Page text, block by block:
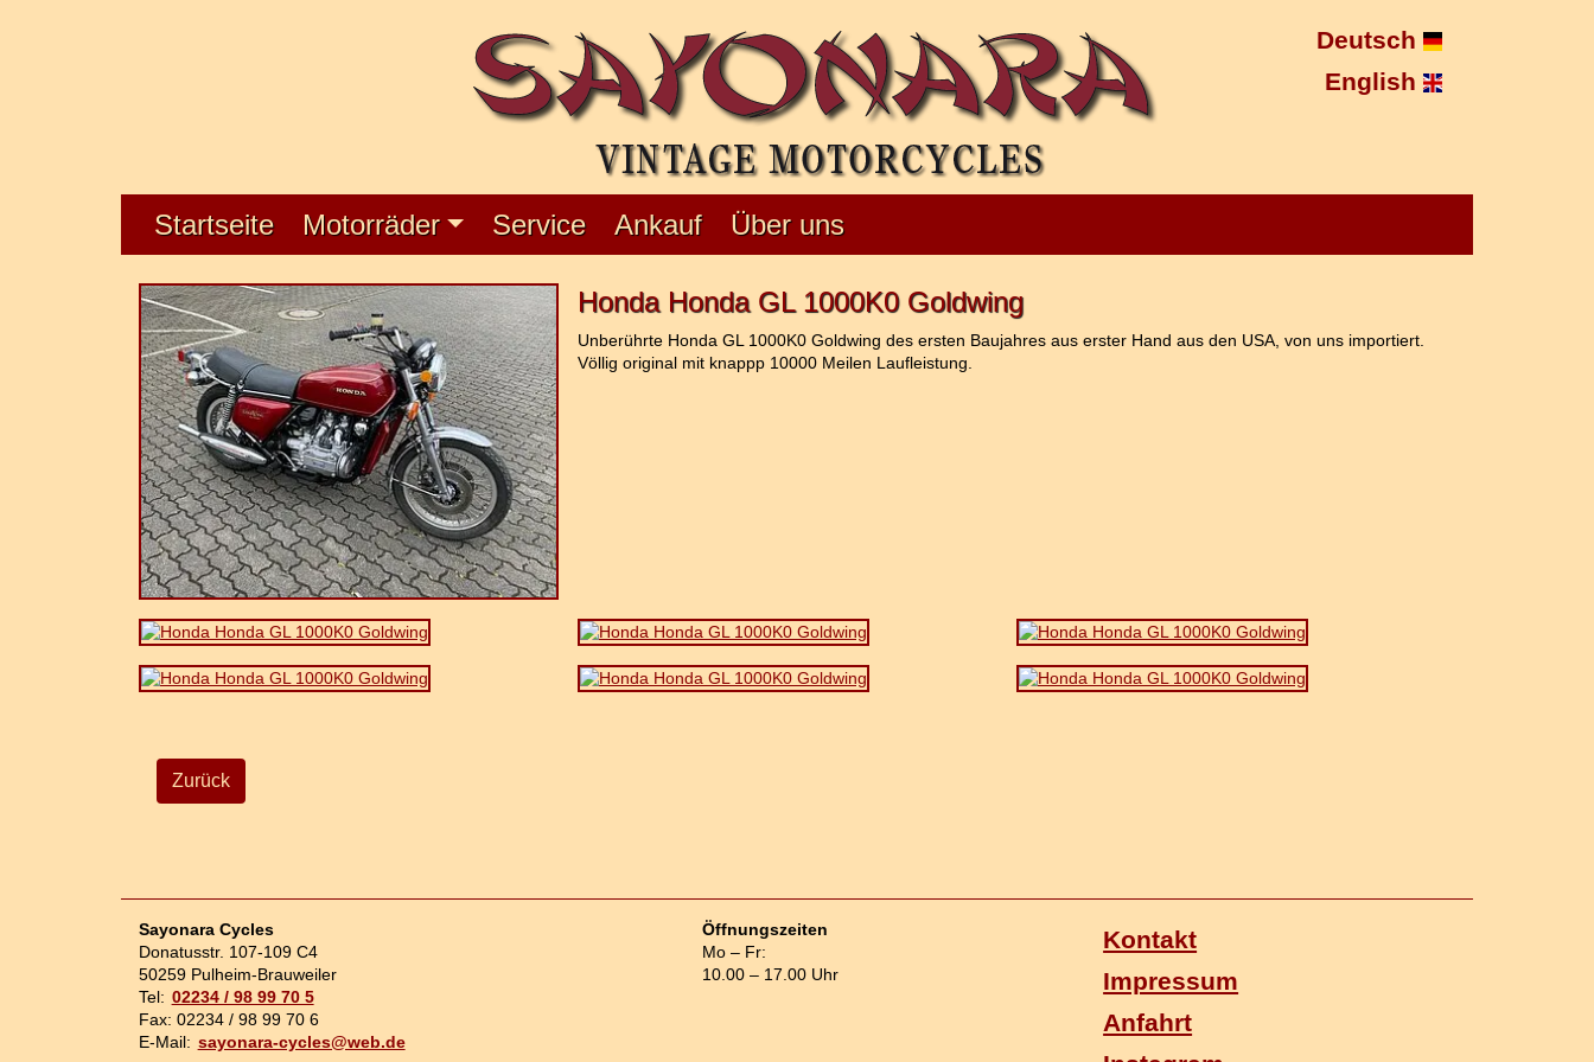
Deutsch
English
Startseite Motorräder Service Ankauf Über uns
Honda Honda GL 1000K0 Goldwing
Unberührte Honda GL 1000K0 Goldwing des ersten Baujahres aus erster Hand aus den USA, von uns importiert.
Völlig original mit knappp 10000 Meilen Laufleistung.
Zurück
Sayonara Cycles
Donatusstr. 107-109 C4
50259 Pulheim-Brauweiler
Tel: 02234 / 98 99 70 5
Fax: 02234 / 98 99 70 6
E-Mail: sayonara-cycles@web.de
Öffnungszeiten
Mo – Fr:
10.00 – 17.00 Uhr
Kontakt
Impressum
Anfahrt